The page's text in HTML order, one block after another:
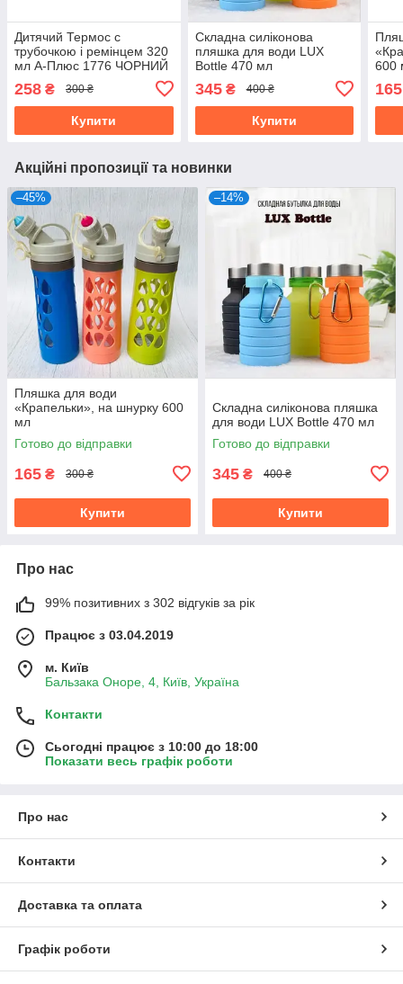
Дитячий Термос с
трубочкою і ремінцем 320
мл А-Плюс 1776 ЧОРНИЙ
258 ₴ 300 ₴
Купити
Складна силіконова
пляшка для води LUX
Bottle 470 мл
345₴ 400 ₴
Купити
600
165
Акційні пропозиції та новинки
–45%
Пляшка для води
«Крапельки», на шнурку 600
мл
Готово до відправки
165 ₴ 300 ₴
Купити
–14%
Складна силіконова пляшка
для води LUX Bottle 470 мл
Готово до відправки
345 ₴ 400 ₴
Купити
Про нас
99% позитивних з 302 відгуків за рік
Працює з 03.04.2019
м. Київ
Бальзака Оноре, 4, Київ, Україна
Контакти
Сьогодні працює з 10:00 до 18:00
Показати весь графік роботи
Про нас
Контакти
Доставка та оплата
Графік роботи